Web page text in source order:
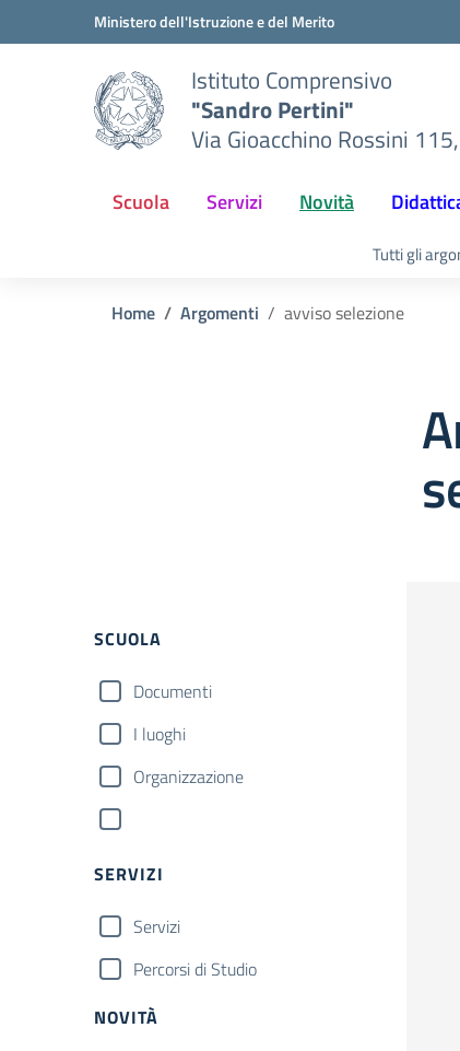
Vai ai contenuti
Vai al menu di navigazioneMinistero dell'Istruzione e del Merito
Istituto Comprensivo
"Sandro Pertini"
Via Gioacchino Rossini
Scuola Servizi Novità
Tutti gli
Home Argomenti avviso selezione
SCUOLA
Documenti
I luoghi
Organizzazione
SERVIZI
Servizi
Percorsi di Studio
NOVITÀ